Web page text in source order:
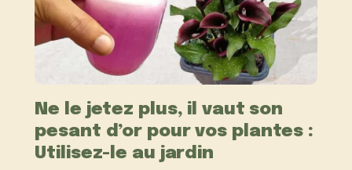
Ne le jetez plus, il vaut son
pesant d’or pour vos plantes :
Utilisez-le au jardin